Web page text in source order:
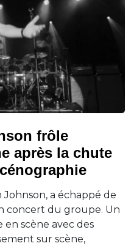
frôle
après la chute
Johnson, a échappé de
concert du groupe. Un
scène avec des
sur scène,